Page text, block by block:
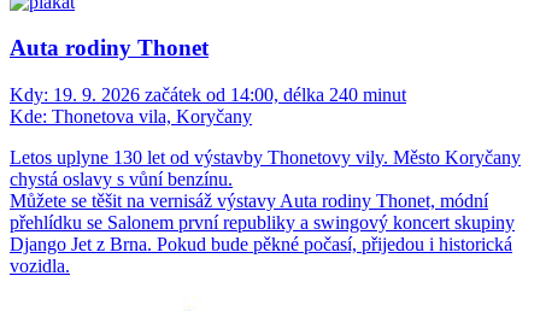
Auta rodiny Thonet
Kdy: 19. 9. 2026 začátek od 14:00, délka 240 minut
Kde: Thonetova vila, Koryčany
Letos uplyne 130 let od výstavby Thonetovy vily. Město Koryčany
chystá oslavy s vůní benzínu.
Můžete se těšit na vernisáž výstavy Auta rodiny Thonet, módní
přehlídku se Salonem první republiky a swingový koncert skupiny
Django Jet z Brna. Pokud bude pěkné počasí, přijedou i historická
vozidla.